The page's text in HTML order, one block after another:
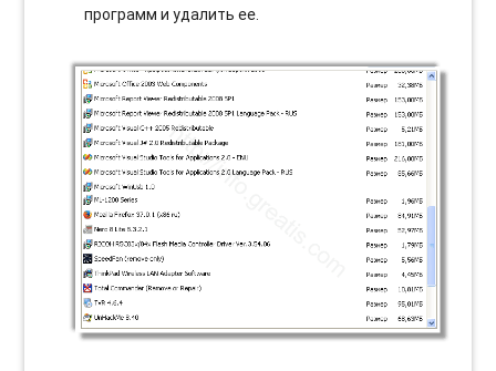
программ и удалить ее.